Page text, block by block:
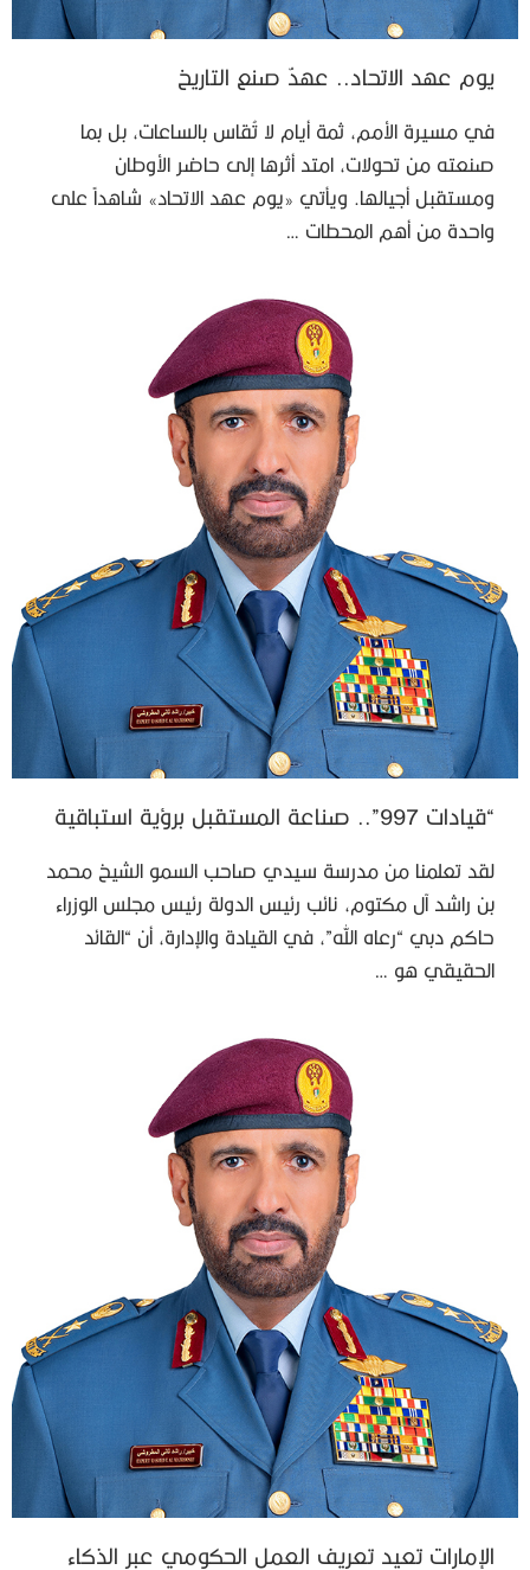
يوم عهد الاتحاد.. عهدٌ صنع التاريخ
في مسيرة الأمم، ثمة أيام لا تُقاس بالساعات، بل بما
صنعته من تحولات، امتد أثرها إلى حاضر الأوطان
ومستقبل أجيالها. ويأتي «يوم عهد الاتحاد» شاهداً على
واحدة من أهم المحطات …
“قيادات 997”.. صناعة المستقبل برؤية استباقية
لقد تعلمنا من مدرسة سيدي صاحب السمو الشيخ محمد
بن راشد آل مكتوم، نائب رئيس الدولة رئيس مجلس الوزراء
حاكم دبي “رعاه الله”، في القيادة والإدارة، أن “القائد
الحقيقي هو …
الإمارات تعيد تعريف العمل الحكومي عبر الذكاء